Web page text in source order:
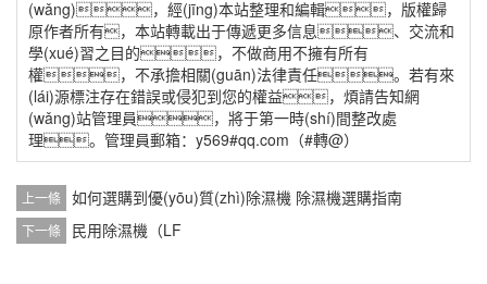
(wǎng)，經(jīng)本站整理和編輯，版權歸
原作者所有，本站轉載出于傳遞更多信息、交流和
學(xué)習之目的，不做商用不擁有所有
權，不承擔相關(guān)法律責任。若有來
(lái)源標注存在錯誤或侵犯到您的權益，煩請告知網
(wǎng)站管理員，將于第一時(shí)間整改處
理。管理員郵箱：y569#qq.com（#轉@）
上一條 如何選購到優(yōu)質(zhì)除濕機 除濕機選購指南
下一條 民用除濕機（LF